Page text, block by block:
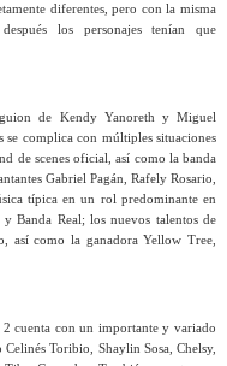
diferentes, pero con la misma
los personajes tenían que
de Kendy Yanoreth y Miguel
complica con múltiples situaciones
de scenes oficial, así como la banda
Gabriel Pagán, Rafely Rosario,
típica en un rol predominante en
Banda Real; los nuevos talentos de
así como la ganadora Yellow Tree,
2 cuenta con un importante y variado
Toribio, Shaylin Sosa, Chelsy,